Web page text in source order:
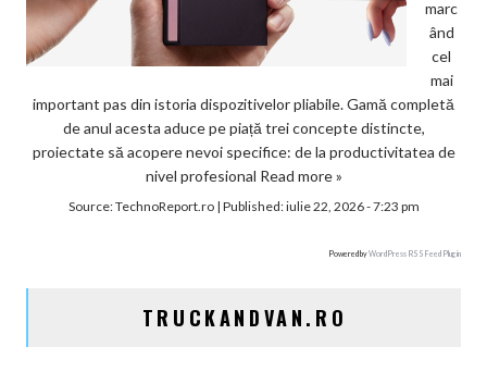
marc
ând
cel
mai
important pas din istoria dispozitivelor pliabile. Gamă completă
de anul acesta aduce pe piață trei concepte distincte,
proiectate să acopere nevoi specifice: de la productivitatea de
nivel profesional Read more »
Source:TechnoReport.ro| Published:iulie 22, 2026 - 7:23 pm
Powered byWordPress RSS Feed Plugin
TRUCKANDVAN.RO